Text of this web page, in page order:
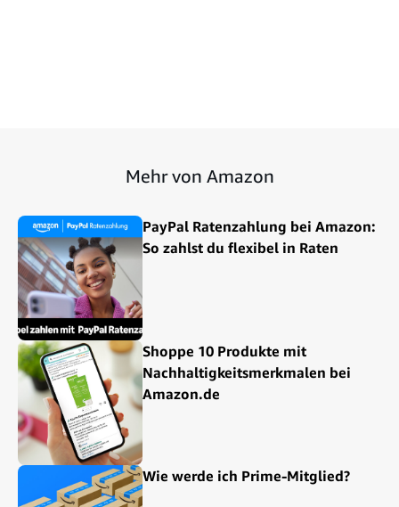
Mehr von Amazon
PayPal Ratenzahlung bei Amazon:
So zahlst du flexibel in Raten
Shoppe 10 Produkte mit
Nachhaltigkeitsmerkmalen bei
Amazon.de
Wie werde ich Prime-Mitglied?